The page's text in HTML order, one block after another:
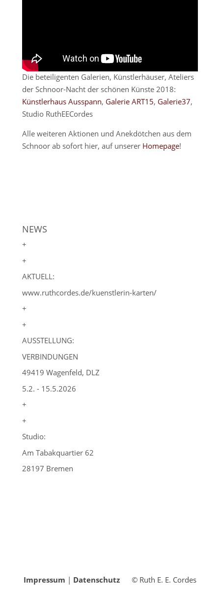
Die beteiligenten Galerien, Künstlerhäuser, Ateliers
der Schnoor-Nacht der schönen Künste 2018:
Künstlerhaus Ausspann, Galerie ART15, Galerie37,
Studio RuthEECordes
Alle weiteren Aktionen und Anekdötchen aus dem
Schnoor ab sofort hier, auf unserer Homepage!
NEWS
+
+
AKTUELL:
www.ruthcordes.de/kuenstlerin-karten/
+
+
AUSSTELLUNG:
VERBINDUNGEN
49419 Wagenfeld, DLZ
5.2. - 15.5.2026
+
+
Studio:
Am Tabakquartier 62
28197 Bremen
Impressum | Datenschutz© Ruth E. E. Cordes